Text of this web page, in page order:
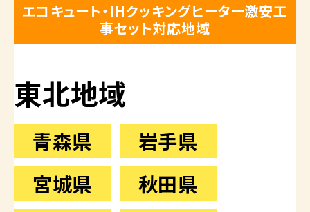
エコキュート・IHクッキングヒーター激安工
事セット対応地域
東北地域
青森県
岩手県
宮城県
秋田県